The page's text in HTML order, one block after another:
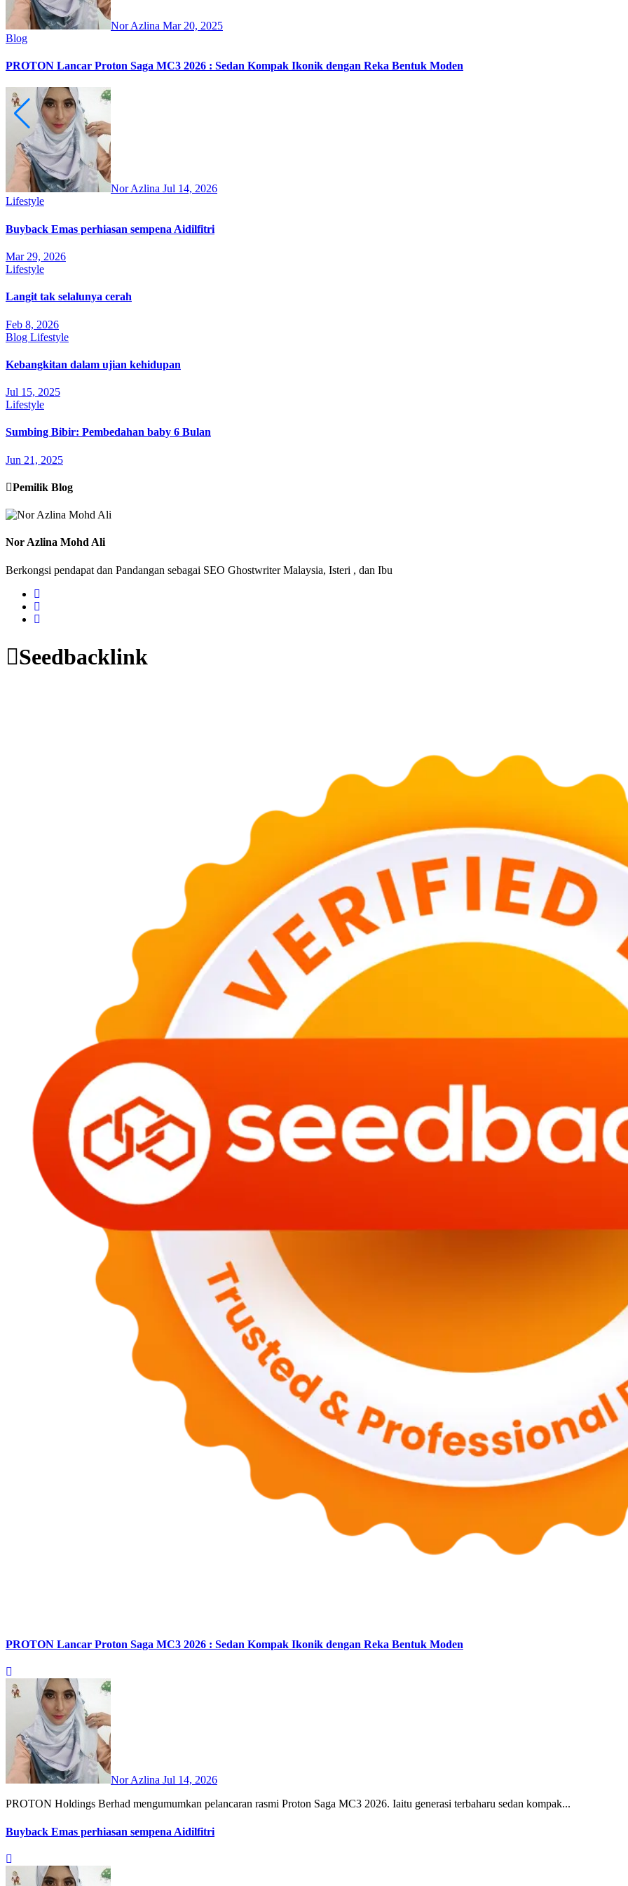
Nor Azlina Mar 20, 2025
Blog
PROTON Lancar Proton Saga MC3 2026 : Sedan Kompak Ikonik dengan Reka Bentuk Moden
Nor Azlina Jul 14, 2026
Lifestyle
Buyback Emas perhiasan sempena Aidilfitri
Mar 29, 2026
Lifestyle
Langit tak selalunya cerah
Feb 8, 2026
Blog Lifestyle
Kebangkitan dalam ujian kehidupan
Jul 15, 2025
Lifestyle
Sumbing Bibir: Pembedahan baby 6 Bulan
Jun 21, 2025
Pemilik Blog
Nor Azlina Mohd Ali
Berkongsi pendapat dan Pandangan sebagai SEO Ghostwriter Malaysia, Isteri , dan Ibu
Seedbacklink
PROTON Lancar Proton Saga MC3 2026 : Sedan Kompak Ikonik dengan Reka Bentuk Moden
Nor Azlina Jul 14, 2026
PROTON Holdings Berhad mengumumkan pelancaran rasmi Proton Saga MC3 2026. Iaitu generasi terbaharu sedan kompak...
Buyback Emas perhiasan sempena Aidilfitri